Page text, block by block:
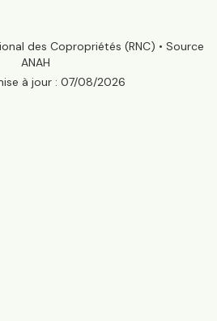
des Copropriétés (RNC) • Source
ANAH
à jour : 07/08/2026